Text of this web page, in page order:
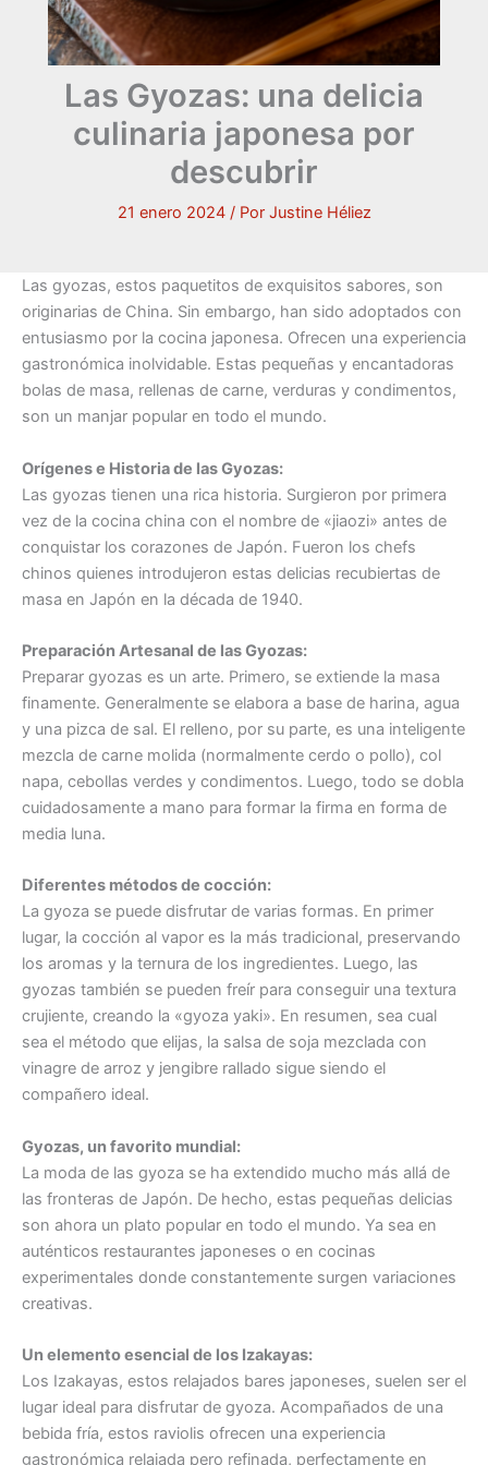
Las Gyozas: una delicia
culinaria japonesa por
descubrir
21 enero 2024 / Por Justine Héliez
Las gyozas, estos paquetitos de exquisitos sabores, son
originarias de China. Sin embargo, han sido adoptados con
entusiasmo por la cocina japonesa. Ofrecen una experiencia
gastronómica inolvidable. Estas pequeñas y encantadoras
bolas de masa, rellenas de carne, verduras y condimentos,
son un manjar popular en todo el mundo.
Orígenes e Historia de las Gyozas:
Las gyozas tienen una rica historia. Surgieron por primera
vez de la cocina china con el nombre de «jiaozi» antes de
conquistar los corazones de Japón. Fueron los chefs
chinos quienes introdujeron estas delicias recubiertas de
masa en Japón en la década de 1940.
Preparación Artesanal de lasGyozas:
Preparar gyozas es un arte. Primero, se extiende la masa
finamente. Generalmente se elabora a base de harina, agua
y una pizca de sal. El relleno, por su parte, es una inteligente
mezcla de carne molida (normalmente cerdo o pollo), col
napa, cebollas verdes y condimentos. Luego, todo se dobla
cuidadosamente a mano para formar la firma en forma de
media luna.
Diferentes métodos de cocción:
La gyoza se puede disfrutar de varias formas. En primer
lugar, la cocción al vapor es la más tradicional, preservando
los aromas y la ternura de los ingredientes. Luego, las
gyozas también se pueden freír para conseguir una textura
crujiente, creando la «gyoza yaki». En resumen, sea cual
sea el método que elijas, la salsa de soja mezclada con
vinagre de arroz y jengibre rallado sigue siendo el
compañero ideal.
Gyozas, un favorito mundial:
La moda de las gyoza se ha extendido mucho más allá de
las fronteras de Japón. De hecho, estas pequeñas delicias
son ahora un plato popular en todo el mundo. Ya sea en
auténticos restaurantes japoneses o en cocinas
experimentales donde constantemente surgen variaciones
creativas.
Un elemento esencial de los Izakayas:
Los Izakayas, estos relajados bares japoneses, suelen ser el
lugar ideal para disfrutar de gyoza. Acompañados de una
bebida fría, estos raviolis ofrecen una experiencia
gastronómica relajada pero refinada, perfectamente en